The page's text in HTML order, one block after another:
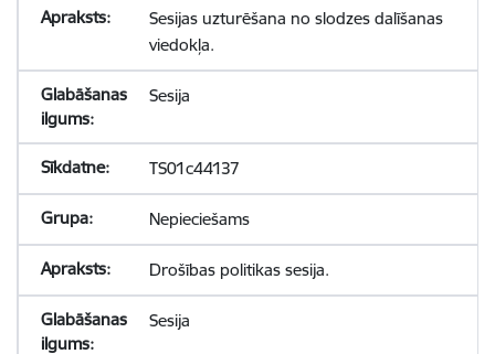
Sesijas uzturēšana no slodzes dalīšanas
viedokļa.
Sesija
TS01c44137
Nepieciešams
Drošības politikas sesija.
Sesija